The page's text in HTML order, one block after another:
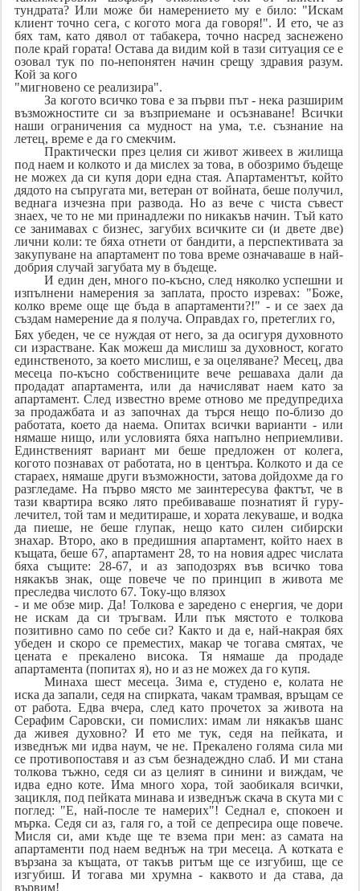
тундрата? Или може би намерението му е било: "Искам
клиент точно сега, с когото мога да говоря!". И ето, че аз
бях там, като дявол от табакера, точно насред заснежено
поле край гората! Остава да видим кой в тази ситуация се е
озовал тук по по-непонятен начин срещу здравия разум.
Кой за кого
"мигновено се реализира".
За когото всичко това е за първи път - нека разширим
възможностите си за възприемане и осъзнаване! Всички
наши ограничения са мудност на ума, т.е. съзнание на
летец, време е да го смекчим.
Практически през целия си живот живеех в жилища
под наем и колкото и да мислех за това, в обозримо бъдеще
не можех да си купя дори една стая. Апартаментът, който
дядото на съпругата ми, ветеран от войната, беше получил,
веднага изчезна при развода. Но аз вече с чиста съвест
знаех, че то не ми принадлежи по никакъв начин. Тъй като
се занимавах с бизнес, загубих всичките си (и двете две)
лични коли: те бяха отнети от бандити, а перспективата за
закупуване на апартамент по това време означаваше в най-
добрия случай загубата му в бъдеще.
И един ден, много по-късно, след няколко успешни и
изпълнени намерения за заплата, просто изревах: "Боже,
колко време още ще бъда в апартаменти?!" - и се заех да
създам намерение да я получа. Оправдах го, претеглих го,
Бях убеден, че се нуждая от него, за да осигуря духовното
си израстване. Как можеш да мислиш за духовност, когато
единственото, за което мислиш, е за оцеляване? Месец, два
месеца по-късно собствениците вече решаваха дали да
продадат апартамента, или да начисляват наем като за
апартамент. След известно време отново ме предупредиха
за продажбата и аз започнах да търся нещо по-близо до
работата, което да наема. Опитах всички варианти - или
нямаше нищо, или условията бяха напълно неприемливи.
Единственият вариант ми беше предложен от колега,
когото познавах от работата, но в центъра. Колкото и да се
стараех, нямаше други възможности, затова дойдохме да го
разгледаме. На първо място ме заинтересува фактът, че в
тази квартира всяко лято пребиваваше познатият й гуру-
лечител, той там и медитираше, и хората лекуваше, и водка
да пиеше, не беше глупак, нещо като силен сибирски
знахар. Второ, ако в предишния апартамент, който наех в
къщата, беше 67, апартамент 28, то на новия адрес числата
бяха същите: 28-67, и аз заподозрях във всичко това
някакъв знак, още повече че по принцип в живота ме
преследва числото 67. Току-що влязох
- и ме обзе мир. Да! Толкова е заредено с енергия, че дори
не искам да си тръгвам. Или пък мястото е толкова
позитивно само по себе си? Както и да е, най-накрая бях
убеден и скоро се преместих, макар че тогава смятах, че
цената е прекалено висока. Тя нямаше да продаде
апартамента (попитах я), но и аз не можех да го купя.
Минаха шест месеца. Зима е, студено е, колата не
иска да запали, седя на спирката, чакам трамвая, връщам се
от работа. Едва вчера, след като прочетох за живота на
Серафим Саровски, си помислих: имам ли някакъв шанс
да живея духовно? И ето ме тук, седя на пейката, и
изведнъж ми идва наум, че не. Прекалено голяма сила ми
се противопоставя и аз съм безнадеждно слаб. И ми стана
толкова тъжно, седя си аз целият в синини и виждам, че
идва едно коте. Има много хора, той заобикаля всички,
зацикля, под пейката минава и изведнъж скача в скута ми с
поглед: "Е, най-после те намерих"! Седнал е, спокоен и
мърка. Седя си аз, галя го, а той се депресира още повече.
Мисля си, ами къде ще те взема при мен: аз самата на
апартаменти под наем веднъж на три месеца. А котката е
вързана за къщата, от такъв ритъм ще се изгубиш, ще се
изгубиш. И тогава ми хрумна - каквото и да става, да
вървим!